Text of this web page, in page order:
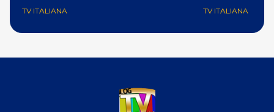
TV ITALIANA TV ITALIANA